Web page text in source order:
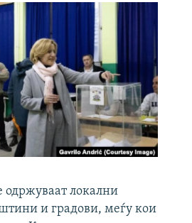
одржуваат локални
и градови, меѓу кои